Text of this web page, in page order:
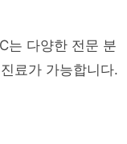
는 다양한 전문 분
료가 가능합니다.